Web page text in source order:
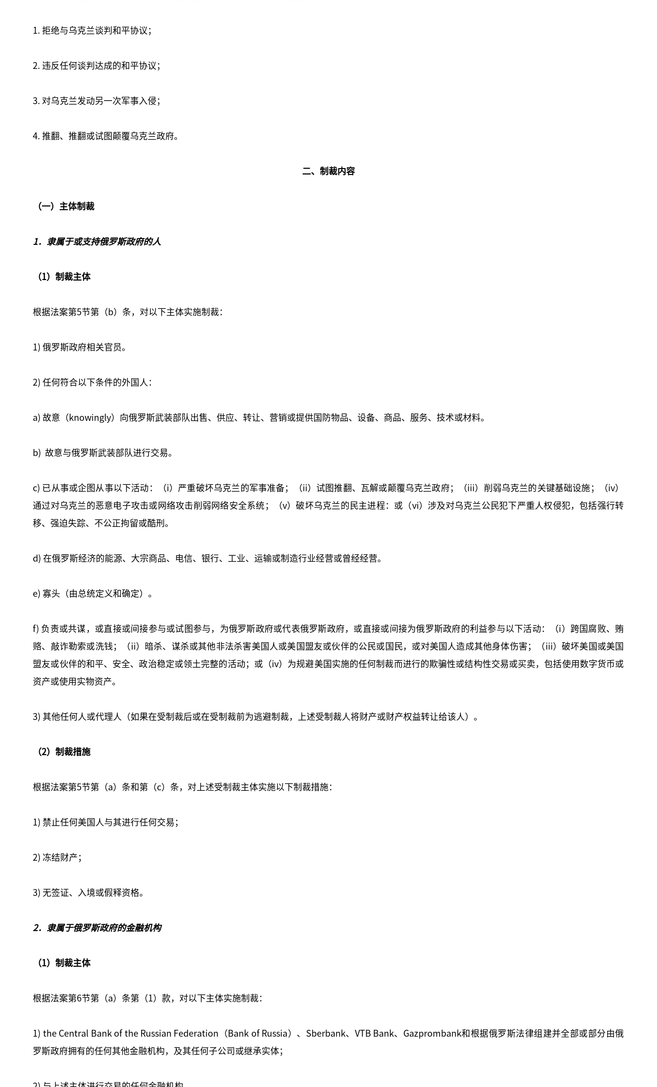
1. 拒绝与乌克兰谈判和平协议；
2. 违反任何谈判达成的和平协议；
3. 对乌克兰发动另一次军事入侵；
4. 推翻、推翻或试图颠覆乌克兰政府。
二、制裁内容
（一）主体制裁
1．隶属于或支持俄罗斯政府的人
（1）制裁主体
根据法案第5节第（b）条，对以下主体实施制裁：
1) 俄罗斯政府相关官员。
2) 任何符合以下条件的外国人：
a) 故意（knowingly）向俄罗斯武装部队出售、供应、转让、营销或提供国防物品、设备、商品、服务、技术或材料。
b) 故意与俄罗斯武装部队进行交易。
c) 已从事或企图从事以下活动：（i）严重破坏乌克兰的军事准备；（ii）试图推翻、瓦解或颠覆乌克兰政府；（iii）削弱乌克兰的关键基础设施；（iv）
通过对乌克兰的恶意电子攻击或网络攻击削弱网络安全系统；（v）破坏乌克兰的民主进程：或（vi）涉及对乌克兰公民犯下严重人权侵犯，包括强行转
移、强迫失踪、不公正拘留或酷刑。
d) 在俄罗斯经济的能源、大宗商品、电信、银行、工业、运输或制造行业经营或曾经经营。
e) 寡头（由总统定义和确定）。
f) 负责或共谋，或直接或间接参与或试图参与，为俄罗斯政府或代表俄罗斯政府，或直接或间接为俄罗斯政府的利益参与以下活动：（i）跨国腐败、贿
赂、敲诈勒索或洗钱；（ii）暗杀、谋杀或其他非法杀害美国人或美国盟友或伙伴的公民或国民，或对美国人造成其他身体伤害；（iii）破坏美国或美国
盟友或伙伴的和平、安全、政治稳定或领土完整的活动；或（iv）为规避美国实施的任何制裁而进行的欺骗性或结构性交易或买卖，包括使用数字货币或
资产或使用实物资产。
3) 其他任何人或代理人（如果在受制裁后或在受制裁前为逃避制裁，上述受制裁人将财产或财产权益转让给该人）。
（2）制裁措施
根据法案第5节第（a）条和第（c）条，对上述受制裁主体实施以下制裁措施：
1) 禁止任何美国人与其进行任何交易；
2) 冻结财产；
3) 无签证、入境或假释资格。
2．隶属于俄罗斯政府的金融机构
（1）制裁主体
根据法案第6节第（a）条第（1）款，对以下主体实施制裁：
1) the Central Bank of the Russian Federation（Bank of Russia）、Sberbank、VTB Bank、Gazprombank和根据俄罗斯法律组建并全部或部分由俄
罗斯政府拥有的任何其他金融机构，及其任何子公司或继承实体；